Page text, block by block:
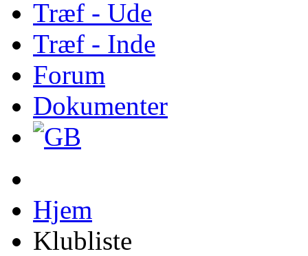
Træf - Ude
Træf - Inde
Forum
Dokumenter
Hjem
Klubliste